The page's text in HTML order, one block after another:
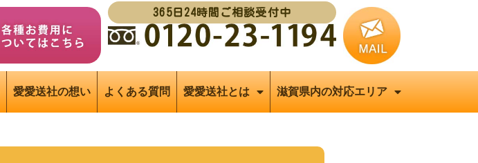
365日24時間ご相談受付中
愛愛送社の想い よくある質問 愛愛送社とは 滋賀県内の対応エリア